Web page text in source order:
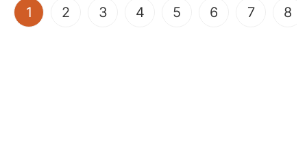
1 (current)
2 3 4 5 6 7 8